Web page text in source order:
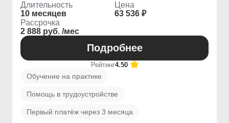
Длительность
10 месяцев
Цена
63 536 ₽
Рассрочка
2 888 руб. /мес
Подробнее
Рейтинг4.50
Обучение на практике
Помощь в трудоустройстве
Первый платёж через 3 месяца